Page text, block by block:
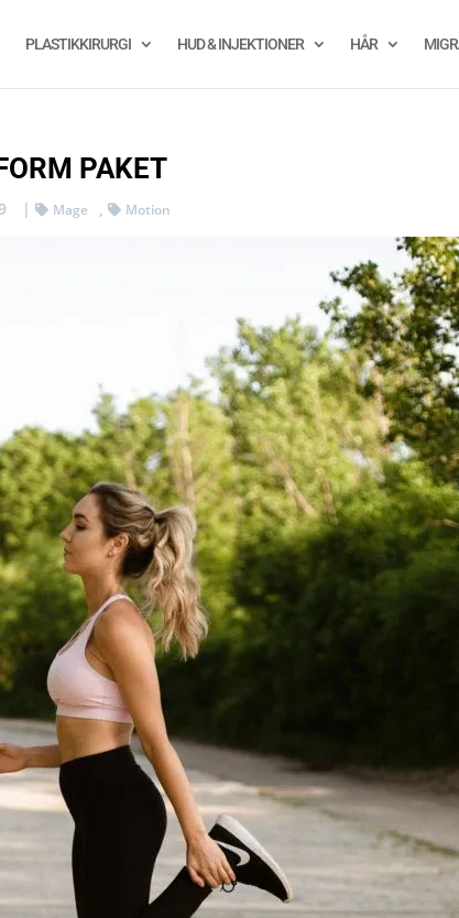
PLASTIKKIRURGI HUD & INJEKTIONER HÅR
PAKET
| Mage , Motion